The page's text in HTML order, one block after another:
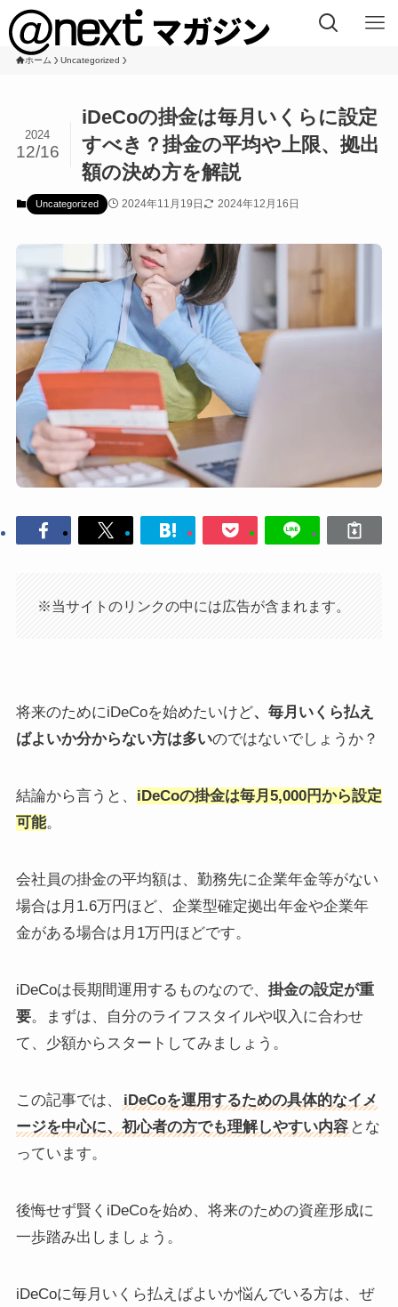
ホーム Uncategorized
iDeCoの掛金は毎月いくらに設定
すべき？掛金の平均や上限、拠出
額の決め方を解説
2024
12/16
Uncategorized 2024年11月19日 2024年12月16日
※当サイトのリンクの中には広告が含まれます。
将来のためにiDeCoを始めたいけど、毎月いくら払え
ばよいか分からない方は多いのではないでしょうか？
結論から言うと、 iDeCoの掛金は毎月5,000円から設定
可能。
会社員の掛金の平均額は、勤務先に企業年金等がない
場合は月1.6万円ほど、企業型確定拠出年金や企業年
金がある場合は月1万円ほどです。
iDeCoは長期間運用するものなので、 掛金の設定が重
要。まずは、自分のライフスタイルや収入に合わせ
て、少額からスタートしてみましょう。
この記事では、
iDeCoを運用するための具体的なイメ
ージを中心に、初心者の方でも理解しやすい内容 とな
っています。
後悔せず賢くiDeCoを始め、将来のための資産形成に
一歩踏み出しましょう。
iDeCoに毎月いくら払えばよいか悩んでいる方は、ぜ